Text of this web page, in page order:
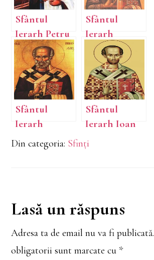
Sfântul
Ierarh Petru
Movilă,
Mitropolitul
Kievului
Sfântul
Ierarh
Alexandru
Sfântul
Ierarh
Nicolae,
Arhiepiscopu
minuni
Sfântul
Ierarh Ioan
Gură de Aur,
Arhiepiscopu
Din categoria: Sfinți
Reader
Interactions
Lasă un răspuns
Adresa ta de email nu va fi publicată.
obligatorii sunt marcate cu *